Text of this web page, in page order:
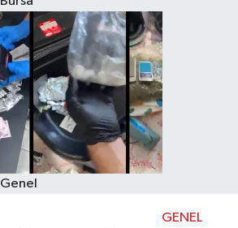
Genel
GENEL
Eğitim
Sağlık
Dünya
Magazin